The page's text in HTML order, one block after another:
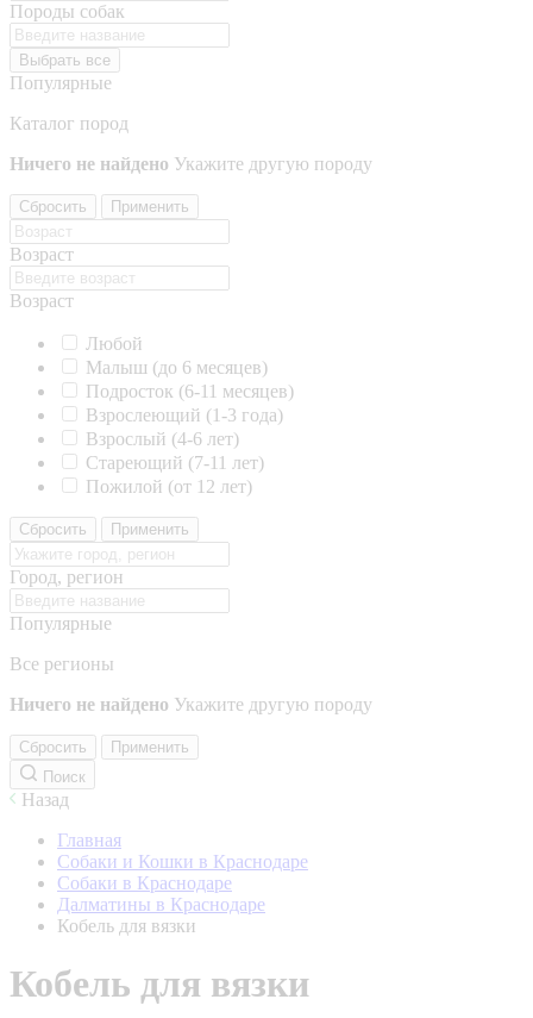
Породы собак
Выбрать все
Популярные
Каталог пород
Ничего не найдено Укажите другую породу
Сбросить Применить
Возраст
Возраст
Любой
Малыш (до 6 месяцев)
Подросток (6-11 месяцев)
Взрослеющий (1-3 года)
Взрослый (4-6 лет)
Стареющий (7-11 лет)
Пожилой (от 12 лет)
Сбросить Применить
Город, регион
Популярные
Все регионы
Ничего не найдено Укажите другую породу
Сбросить
Применить
Поиск
Назад
Главная
Собаки и Кошки в Краснодаре
Собаки в Краснодаре
Далматины в Краснодаре
Кобель для вязки
Кобель для вязки